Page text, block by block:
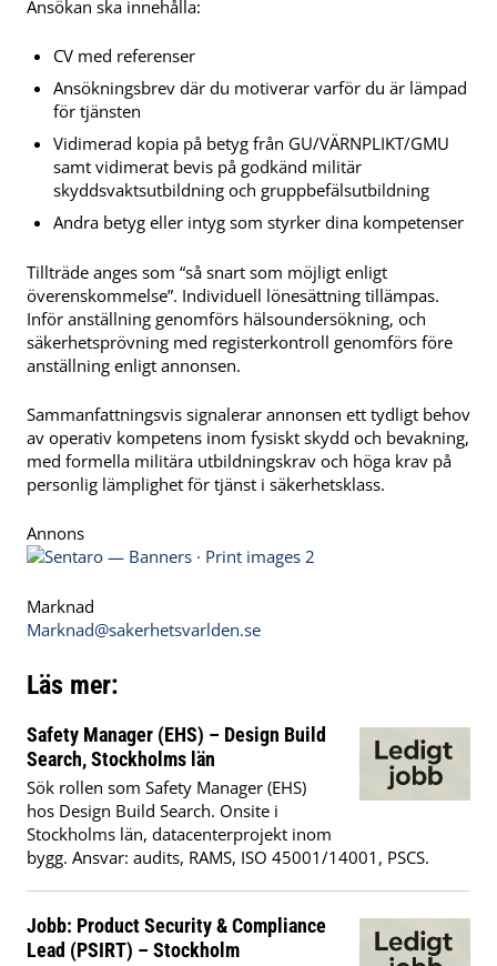
Ansökan ska innehålla:
CV med referenser
Ansökningsbrev där du motiverar varför du är lämpad
för tjänsten
Vidimerad kopia på betyg från GU/VÄRNPLIKT/GMU
samt vidimerat bevis på godkänd militär
skyddsvaktsutbildning och gruppbefälsutbildning
Andra betyg eller intyg som styrker dina kompetenser
Tillträde anges som “så snart som möjligt enligt
överenskommelse”. Individuell lönesättning tillämpas.
Inför anställning genomförs hälsoundersökning, och
säkerhetsprövning med registerkontroll genomförs före
anställning enligt annonsen.
Sammanfattningsvis signalerar annonsen ett tydligt behov
av operativ kompetens inom fysiskt skydd och bevakning,
med formella militära utbildningskrav och höga krav på
personlig lämplighet för tjänst i säkerhetsklass.
Annons
Marknad
Marknad@sakerhetsvarlden.se
Läs mer:
Safety Manager (EHS) – Design Build
Search, Stockholms län
Sök rollen som Safety Manager (EHS)
hos Design Build Search. Onsite i
Stockholms län, datacenterprojekt inom
bygg. Ansvar: audits, RAMS, ISO 45001/14001, PSCS.
Jobb: Product Security & Compliance
Lead (PSIRT) – Stockholm